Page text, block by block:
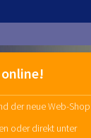
der neue Web-
oder direkt unter